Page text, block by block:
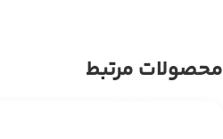
محصولات مرتبط